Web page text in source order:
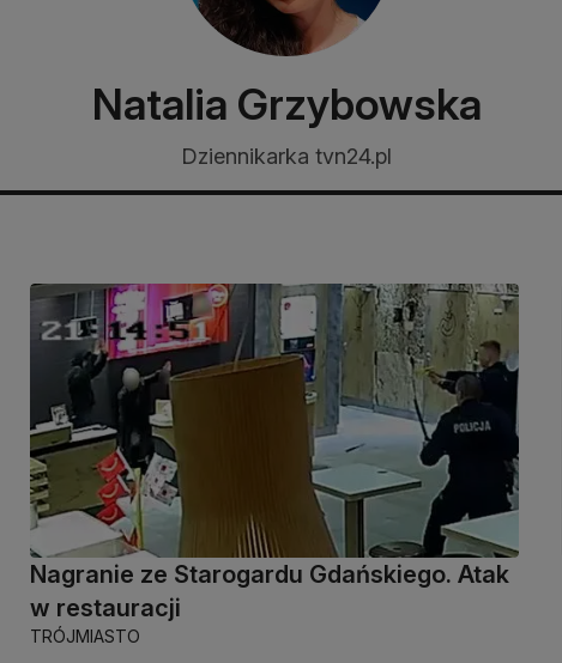
Natalia Grzybowska
Dziennikarka tvn24.pl
Nagranie ze Starogardu Gdańskiego. Atak
w restauracji
TRÓJMIASTO